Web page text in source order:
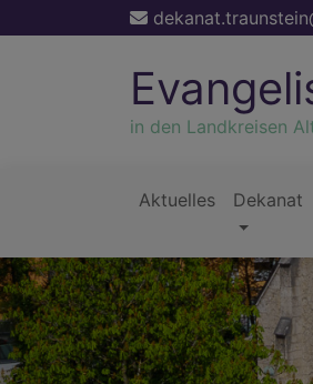
zum
in den Landkreisen
Aktuelles Dekanat